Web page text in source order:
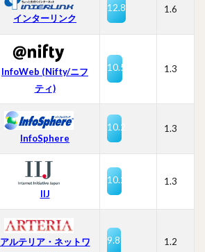
インターリンク
12.8 1.6
InfoWeb (Nifty/ニフ
ティ)
10.5 1.3
InfoSphere
10.2 1.3
IIJ
10.2 1.3
アルテリア・ネットワ
9.8 1.2